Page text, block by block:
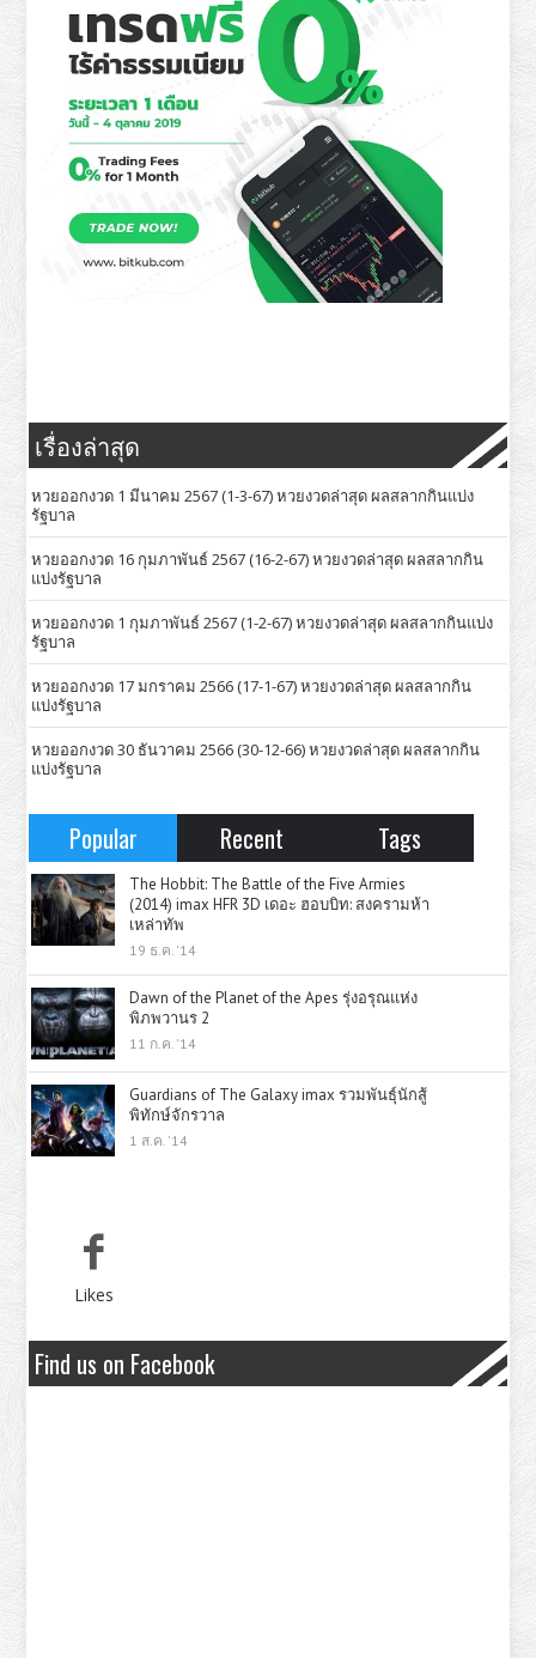
เรื่องล่าสุด
หวยออกงวด 1 มีนาคม 2567 (1-3-67) หวยงวดล่าสุด ผลสลากกินแบ่ง
รัฐบาล
หวยออกงวด 16 กุมภาพันธ์ 2567 (16-2-67) หวยงวดล่าสุด ผลสลากกิน
แบ่งรัฐบาล
หวยออกงวด 1 กุมภาพันธ์ 2567 (1-2-67) หวยงวดล่าสุด ผลสลากกินแบ่ง
รัฐบาล
หวยออกงวด 17 มกราคม 2566 (17-1-67) หวยงวดล่าสุด ผลสลากกิน
แบ่งรัฐบาล
หวยออกงวด 30 ธันวาคม 2566 (30-12-66) หวยงวดล่าสุด ผลสลากกิน
แบ่งรัฐบาล
Popular Recent Tags
The Hobbit: The Battle of the Five Armies
(2014) imax HFR 3D เดอะ ฮอบบิท: สงครามห้า
เหล่าทัพ
19 ธ.ค. '14
Dawn of the Planet of the Apes รุ่งอรุณแห่ง
พิภพวานร 2
11 ก.ค. '14
Guardians of The Galaxy imax รวมพันธุ์นักสู้
พิทักษ์จักรวาล
1 ส.ค. '14
Likes
Find us on Facebook